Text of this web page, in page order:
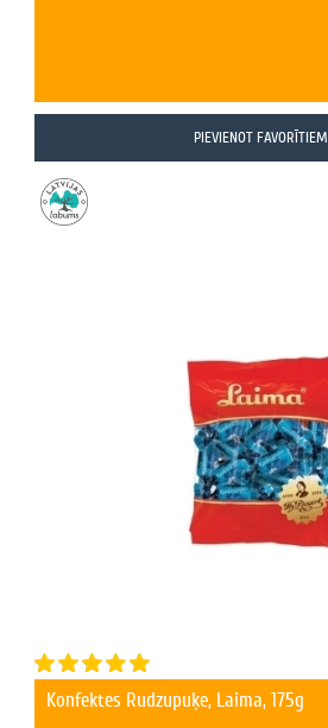
PIEVIENOT FAVORĪTIEM
Konfektes Rudzupuķe, Laima, 175g